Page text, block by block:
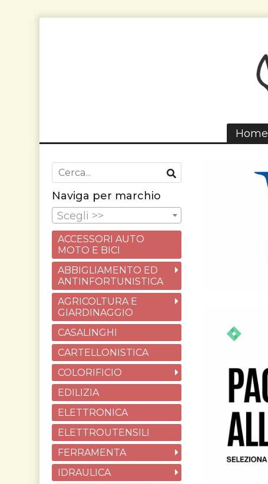
Home
Naviga per marchio
Scegli >>
ACCESSORI AUTO
MOTO E BICI
ABBIGLIAMENTO ED
ANTINFORTUNISTICA
AGRICOLTURA E
GIARDINAGGIO
CASALINGHI
CARTELLONISTICA
COLORIFICIO
EDILIZIA
ELETTRONICA
ELETTROUTENSILI
FERRAMENTA
IDRAULICA